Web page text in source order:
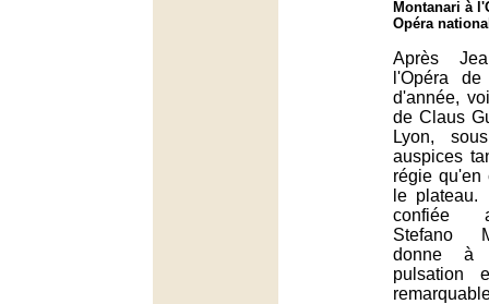
Montanari à
Opéra
Après
l'Opéra
d'année,
de Claus
Lyon,
auspices
régie qu'en
le plateau.
confiée
Stefano
donne à
pulsation